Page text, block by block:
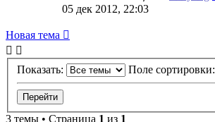
05 дек 2012, 22:03
Новая
тема
Новая тема
Показать: Поле сортировки:
3 темы • Страница 1 из 1